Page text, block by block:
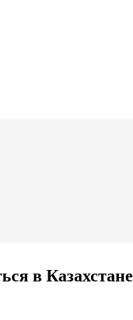
в Казахстане